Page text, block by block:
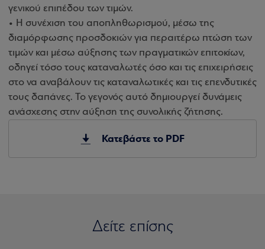
γενικού επιπέδου των τιμών.
• Η συνέχιση του αποπληθωρισμού, μέσω της
διαμόρφωσης προσδοκιών για περαιτέρω πτώση των
τιμών και μέσω αύξησης των πραγματικών επιτοκίων,
οδηγεί τόσο τους καταναλωτές όσο και τις επιχειρήσεις
στο να αναβάλουν τις καταναλωτικές και τις επενδυτικές
τους δαπάνες. Το γεγονός αυτό δημιουργεί δυνάμεις
ανάσχεσης στην αύξηση της συνολικής ζήτησης.
Κατεβάστε το PDF
Δείτε επίσης